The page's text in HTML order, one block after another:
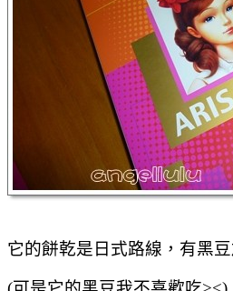
它的餅乾是日式路線，有黑